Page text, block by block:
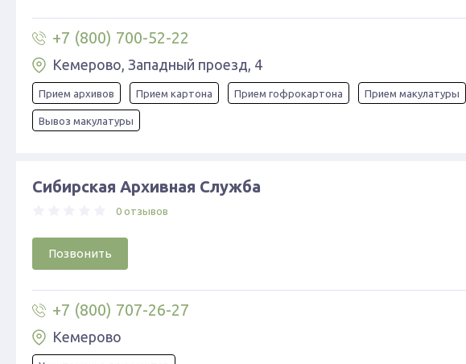
+7 (800) 700-52-22
Кемерово, ​Западный проезд, 4
Прием архивов Прием картона Прием гофрокартона Прием макулатуры
Вывоз макулатуры
Сибирская Архивная Служба
0 отзывов
Позвонить
+7 (800) 707-26-27
Кемерово